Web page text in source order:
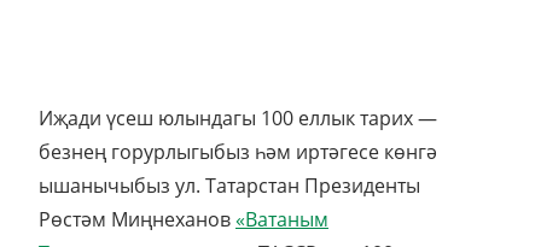
Иҗади үсеш юлындагы 100 еллык тарих —
безнең горурлыгыбыз һәм иртәгесе көнгә
ышанычыбыз ул. Татарстан Президенты
Рөстәм Миңнеханов«Ватаным